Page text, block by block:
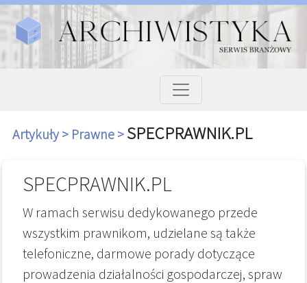
Artykuły > Prawne > SPECPRAWNIK.PL
SPECPRAWNIK.PL
W ramach serwisu dedykowanego przede
wszystkim prawnikom, udzielane są także
telefoniczne, darmowe porady dotyczące
prowadzenia działalności gospodarczej, spraw